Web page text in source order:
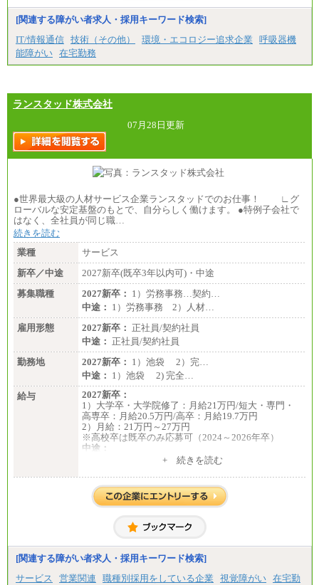
[関連する障がい者求人・採用キーワード検索]
IT/情報通信 技術（その他） 環境・エコロジー追求企業
呼吸器機
能障がい 在宅勤務
ランスタッド株式会社
07月28日更新
●世界最大級の人材サービス企業ランスタッドでのお仕事！ ∟グ
ローバルな安定基盤のもとで、自分らしく働けます。 ●特例子会社で
はなく、全社員が同じ職…
続きを読む
業種
サービス
新卒／中途
2027新卒(既卒3年以内可)・中途
募集職種
2027新卒： 1）労務事務…契約…
中途： 1）労務事務 2）人材…
雇用形態
2027新卒： 正社員/契約社員
中途： 正社員/契約社員
勤務地
2027新卒： 1）池袋 2）完…
中途： 1）池袋 2) 完全…
給与
2027新卒：
1）大学卒・大学院修了：月給21万円/短大・専門・
高専卒：月給20.5万円/高卒：月給19.7万円
2）月給：21万円～27万円
※高校卒は既卒のみ応募可（2024～2026年卒）
中途：
1）月給：21万円～25万円+ 続きを読む
[関連する障がい者求人・採用キーワード検索]
サービス
営業関連 職種別採用をしている企業 視覚障がい 在宅勤